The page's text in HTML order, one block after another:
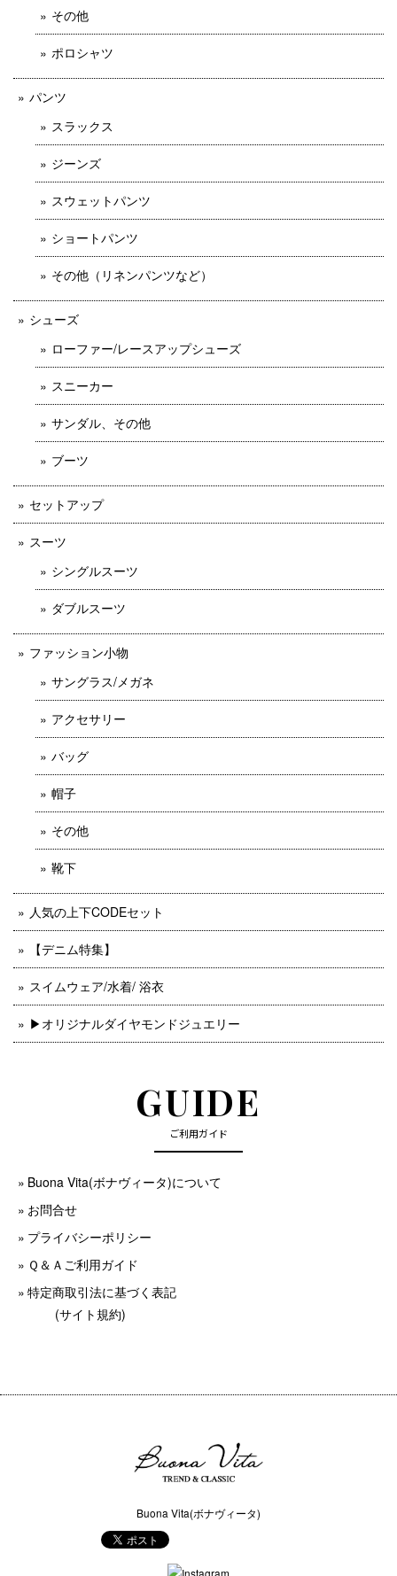
その他
ポロシャツ
パンツ
スラックス
ジーンズ
スウェットパンツ
ショートパンツ
その他（リネンパンツなど）
シューズ
ローファー/レースアップシューズ
スニーカー
サンダル、その他
ブーツ
セットアップ
スーツ
シングルスーツ
ダブルスーツ
ファッション小物
サングラス/メガネ
アクセサリー
バッグ
帽子
その他
靴下
人気の上下CODEセット
【デニム特集】
スイムウェア/水着/ 浴衣
▶︎オリジナルダイヤモンドジュエリー
GUIDE
ご利用ガイド
Buona Vita(ボナヴィータ)について
お問合せ
プライバシーポリシー
Ｑ＆Ａご利用ガイド
特定商取引法に基づく表記
(サイト規約)
Buona Vita(ボナヴィータ)